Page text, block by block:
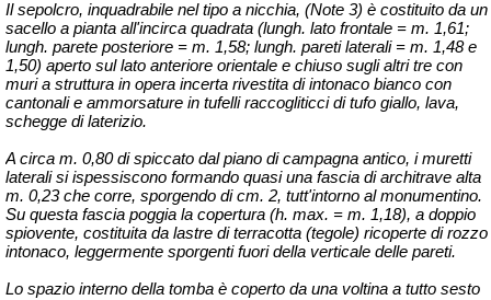
Il sepolcro, inquadrabile nel tipo a nicchia, (Note 3) è costituito da un
sacello a pianta all'incirca quadrata (lungh. lato frontale = m. 1,61;
lungh. parete posteriore = m. 1,58; lungh. pareti laterali = m. 1,48 e
1,50) aperto sul lato anteriore orientale e chiuso sugli altri tre con
muri a struttura in opera incerta rivestita di intonaco bianco con
cantonali e ammorsature in tufelli raccogliticci di tufo giallo, lava,
schegge di laterizio.
A circa m. 0,80 di spiccato dal piano di campagna antico, i muretti
laterali si ispessiscono formando quasi una fascia di architrave alta
m. 0,23 che corre, sporgendo di cm. 2, tutt'intorno al monumentino.
Su questa fascia poggia la copertura (h. max. = m. 1,18), a doppio
spiovente, costituita da lastre di terracotta (tegole) ricoperte di rozzo
intonaco, leggermente sporgenti fuori della verticale delle pareti.
Lo spazio interno della tomba è coperto da una voltina a tutto sesto